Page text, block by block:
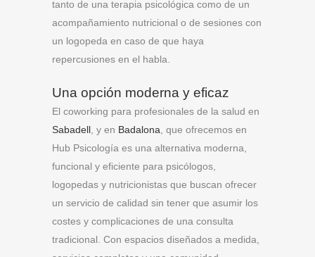
tanto de una terapia psicológica como de un
acompañamiento nutricional o de sesiones con
un logopeda en caso de que haya
repercusiones en el habla.
Una opción moderna y eficaz
El coworking para profesionales de la salud en
Sabadell , y en Badalona , que ofrecemos en
Hub Psicología es una alternativa moderna,
funcional y eficiente para psicólogos,
logopedas y nutricionistas que buscan ofrecer
un servicio de calidad sin tener que asumir los
costes y complicaciones de una consulta
tradicional. Con espacios diseñados a medida,